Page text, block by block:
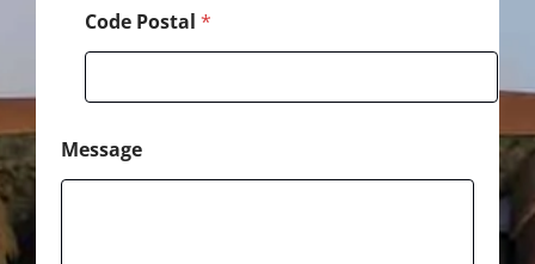
Code Postal *
Message